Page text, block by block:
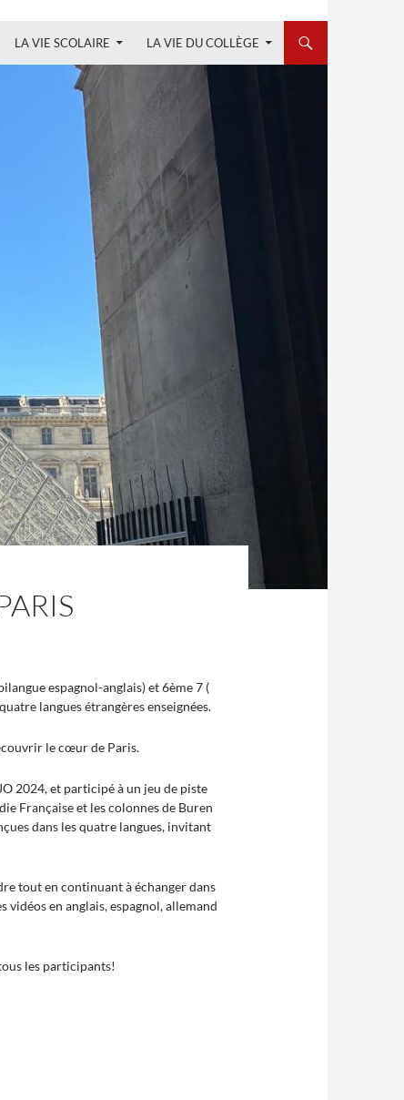
LA VIE SCOLAIRE LA VIE DU COLLÈGE
espagnol-anglais) et 6ème 7 (
langues étrangères enseignées.
le cœur de Paris.
2024, et participé à un jeu de piste
Française et les colonnes de Buren
dans les quatre langues, invitant
tout en continuant à échanger dans
vidéos en anglais, espagnol, allemand
les participants!